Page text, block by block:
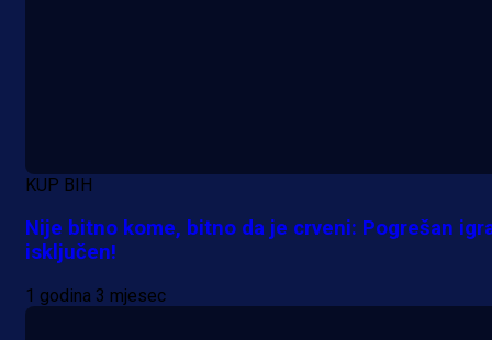
reprezentativca BiH?
29 min 32 sekunda
KUP BIH
Nije bitno kome, bitno da je crveni: Pogrešan
isključen!
1 godina 3 mjesec